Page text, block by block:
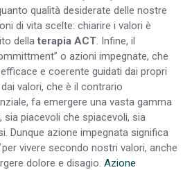
qualità desiderate delle nostre
di vita scelte: chiarire i valori è
della terapia ACT. Infine, il
o azioni impegnate, che
e coerente guidati dai propri
valori, che è il contrario
fa emergere una vasta gamma
sia piacevoli che spiacevoli, sia
Dunque azione impegnata significa
per vivere secondo nostri valori, anche
dolore e disagio. Azione